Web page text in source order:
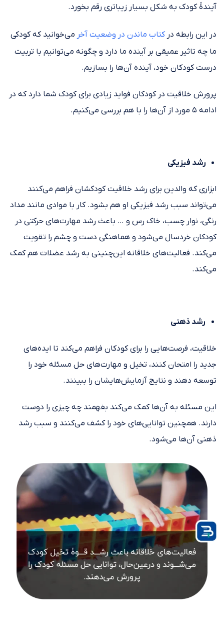
آیندهٔ کودک به شکل بسیار زیباتری رقم بخورد.
در این رابطه درکتاب ماندن در وضعیت آخر می‌خوانید که کودکی
ما چه تاثیر عمیقی بر آینده ما دارد و چگونه می‌توانیم با تربیت
درست کودکان خود، آینده آن‌ها را بسازیم.
پرورش خلاقیت در کودکان فواید زیادی برای کودک شما دارد که در
ادامه ۵ مورد از آن‌ها را با هم بررسی می‌کنیم.
رشد فیزیکی
ابزاری که والدین برای رشد خلاقیت کودکشان فراهم می‌کنند
می‌تواند سبب رشد فیزیکی او هم بشود. کار با موادی مانند مداد
رنگی، نوار چسب، خاک رس و … باعث رشد مهارت‌های حرکتی در
کودکان خردسال می‌شود و هماهنگی دست و چشم را تقویت
می‌کند. فعالیت‌های خلاقانه این‌چنینی به رشد عضلات هم کمک
می‌کند.
رشد ذهنی
خلاقیت، فرصت‌هایی را برای کودکان فراهم می‌کند تا ایده‌های
جدید را امتحان کنند، تخیل و مهارت‌های حل مسئله خود را
توسعه دهند و نتایج آزمایش‌هایشان را ببینند.
این مسئله به آن‌ها کمک می‌کند بفهمند چه چیزی را دوست
دارند. همچنین توانایی‌های خود را کشف می‌کنند و سبب رشد
ذهنی آن‌ها می‌شود.